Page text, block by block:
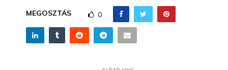
MEGOSZTÁS 0